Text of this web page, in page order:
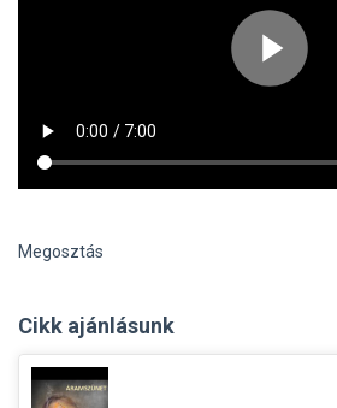
Megosztás
Cikk ajánlásunk